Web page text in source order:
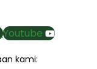
Youtube
kami: